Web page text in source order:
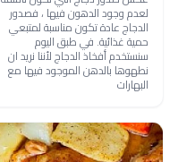
لعدم وجود الدهون فيها ، فصدور
الدجاج عادة تكون مناسبة لمتبعي
حمية غذائية. في طبق اليوم
سنستخدم أفخاذ الدجاج لأننا نريد ان
نطهوها بالدهن الموجود فيها مع
البهارات